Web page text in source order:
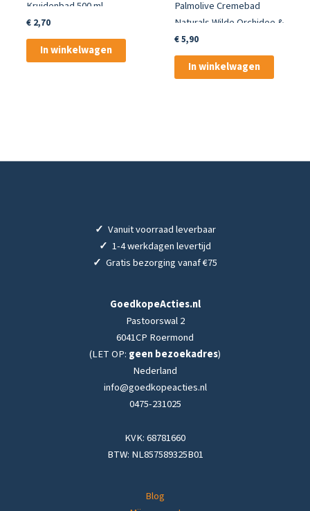
Kruidenbad 500 ml
€2,70
In winkelwagen
Palmolive Cremebad
Naturals Wilde Orchidee &
Vochtigheidsmelk 650 ml
€5,90
In winkelwagen
✓ Vanuit voorraad leverbaar
✓ 1-4 werkdagen levertijd
✓ Gratis bezorging vanaf €75
GoedkopeActies.nl
Pastoorswal 2
6041CP Roermond
(LET OP: geen bezoekadres)
Nederland
info@goedkopeacties.nl
0475-231025
KVK: 68781660
BTW: NL857589325B01
Blog